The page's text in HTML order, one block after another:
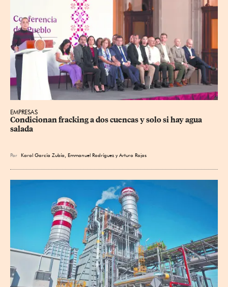
EMPRESAS
Condicionan fracking a dos cuencas y solo si hay agua
salada
Por Karol García Zubía Emmanuel Rodríguez yArturo Rojas